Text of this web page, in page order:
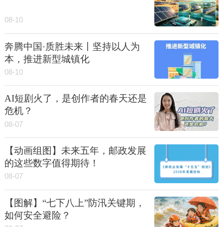
08-10
奔腾中国·质胜未来丨坚持以人为
本，推进新型城镇化
08-10
AI短剧火了，是创作者的春天还是
危机？
08-07
【动画组图】未来五年，邮政发展
的这些数字值得期待！
08-07
【图解】“七下八上”防汛关键期，
如何安全避险？